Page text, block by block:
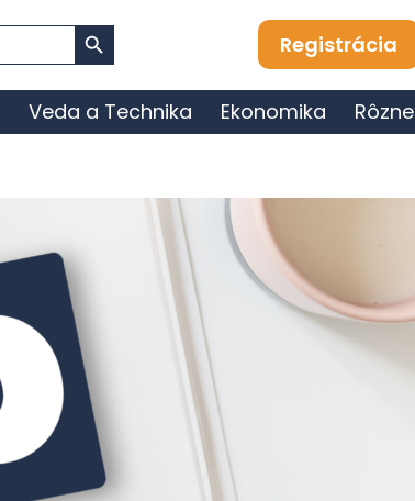
Search Button
Registrácia
Veda a Technika Ekonomika Rôzne